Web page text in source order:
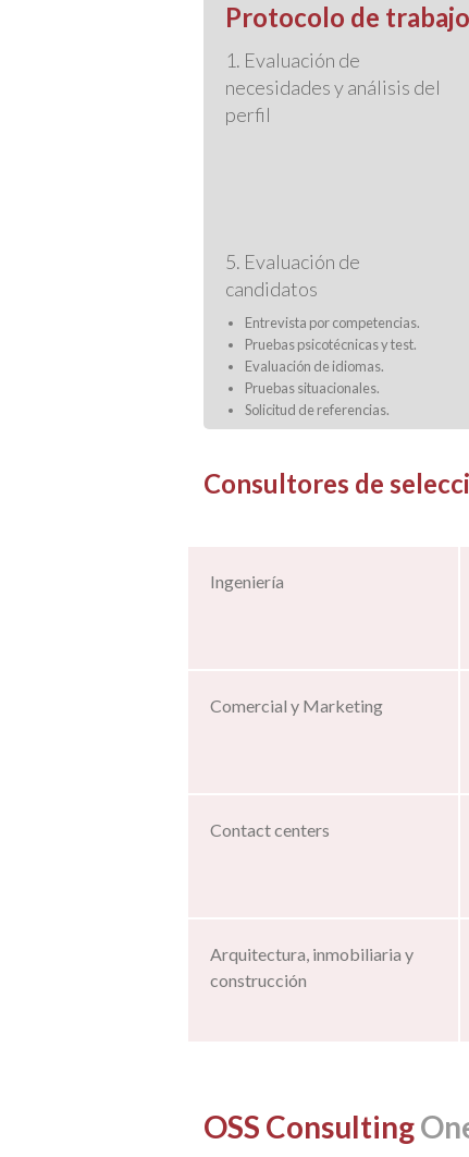
Protocolo de trabajo
1. Evaluación de
necesidades y análisis del
perfil
5. Evaluación de
candidatos
Entrevista por competencias.
Pruebas psicotécnicas y test.
Evaluación de idiomas.
Pruebas situacionales.
Solicitud de referencias.
Consultores de
Ingeniería
Comercial y Marketing
Contact centers
Arquitectura, inmobiliaria y
construcción
OSS Consulting